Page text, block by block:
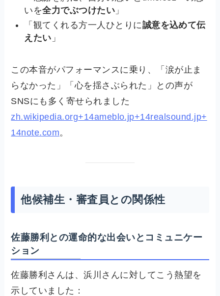
いを全力でぶつけたい 」
「観てくれる方一人ひとりに誠意を込めて伝
えたい 」
この本音がパフォーマンスに乗り、「涙が止ま
らなかった」「心を揺さぶられた」との声が
SNSにも多く寄せられました
zh.wikipedia.org+14ameblo.jp+14realsound.jp+
14note.com。
他候補生・審査員との関係性
佐藤勝利との運命的な出会いとコミュニケー
ション
佐藤勝利さんは、浜川さんに対してこう熱望を
示していました：